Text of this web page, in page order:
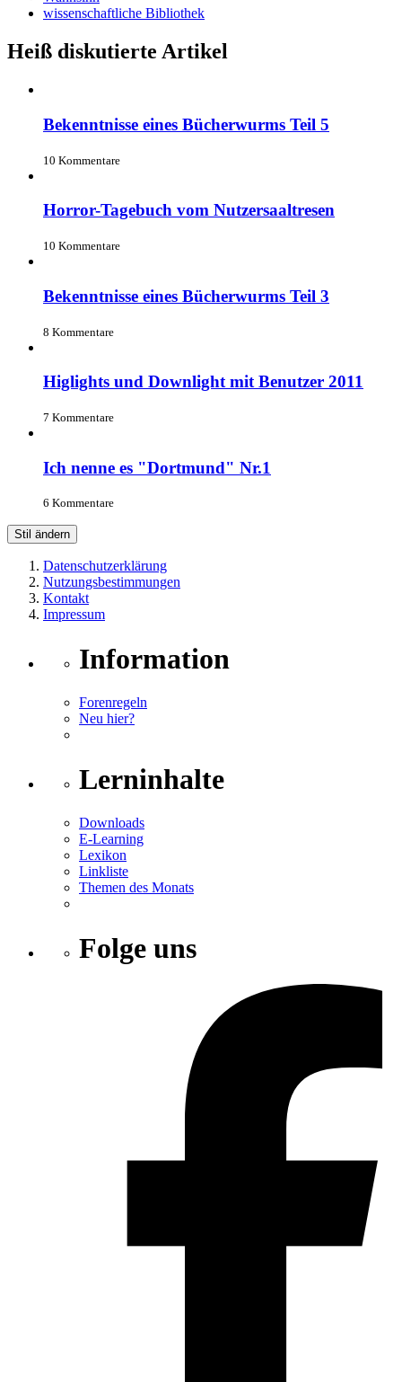
wissenschaftliche Bibliothek
Heiß diskutierte Artikel
Bekenntnisse eines Bücherwurms Teil 5
10 Kommentare
Horror-Tagebuch vom Nutzersaaltresen
10 Kommentare
Bekenntnisse eines Bücherwurms Teil 3
8 Kommentare
Higlights und Downlight mit Benutzer 2011
7 Kommentare
Ich nenne es "Dortmund" Nr.1
6 Kommentare
Stil ändern
Datenschutzerklärung
Nutzungsbestimmungen
Kontakt
Impressum
Information
Forenregeln
Neu hier?
Lerninhalte
Downloads
E-Learning
Lexikon
Linkliste
Themen des Monats
Folge uns